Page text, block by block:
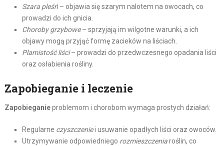
Szara pleśń– objawia się szarym nalotem na owocach, co
prowadzi do ich gnicia.
Choroby grzybowe– sprzyjają im wilgotne warunki, a ich
objawy mogą przyjąć formę zacieków na liściach.
Plamistość liści– prowadzi do przedwczesnego opadania liści
oraz osłabienia rośliny.
Zapobieganie i leczenie
Zapobieganieproblemom i chorobom wymaga prostych działań:
Regularne czyszczeniei usuwanie opadłych liści oraz owoców.
Utrzymywanie odpowiedniego rozmieszczeniaroślin, co